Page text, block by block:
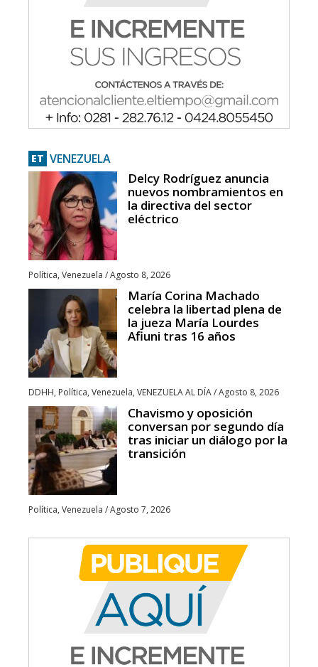
ET VENEZUELA
Delcy Rodríguez anuncia
nuevos nombramientos en
la directiva del sector
eléctrico
Política, Venezuela /Agosto 8, 2026
María Corina Machado
celebra la libertad plena de
la jueza María Lourdes
Afiuni tras 16 años
DDHH, Política, Venezuela, VENEZUELA AL DÍA/Agosto 8, 2026
Chavismo y oposición
conversan por segundo día
tras iniciar un diálogo por la
transición
Política, Venezuela /Agosto 7, 2026